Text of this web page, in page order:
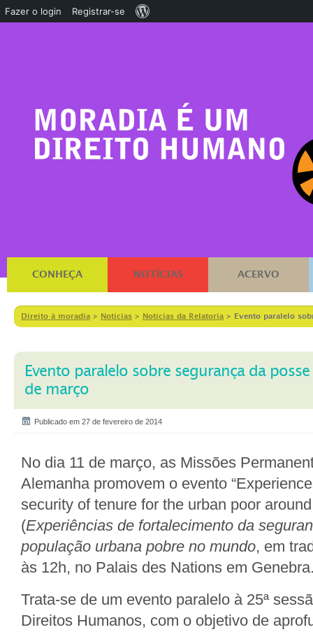
CONHEÇA NOTÍCIAS ACERVO
Direito à moradia > Notícias > Notícias da Relatoria > Evento paralelo
Evento paralelo sobre segurança da
de março
Publicado em 27 de fevereiro de 2014
No dia 11 de março, as Missões
Alemanha promovem o evento
security of tenure for the urban poor
(Experiências de fortalecimento da
população urbana pobre no mundo, em
às 12h, no Palais des Nations em
Trata-se de um evento paralelo à 25ª
Direitos Humanos, com o objetivo de
Fazer o login Registrar-se